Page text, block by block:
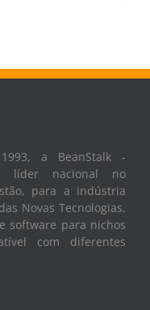
a BeanStalk -
líder nacional no
para a indústria
Novas Tecnologias,
software para nichos
com diferentes